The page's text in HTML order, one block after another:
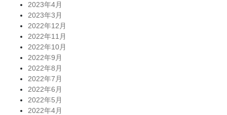
2023年4月
2023年3月
2022年12月
2022年11月
2022年10月
2022年9月
2022年8月
2022年7月
2022年6月
2022年5月
2022年4月